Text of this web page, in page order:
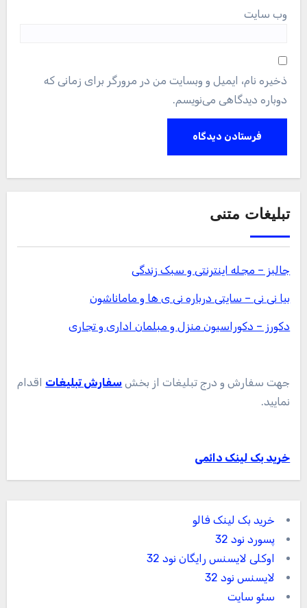
وب‌ سایت
ذخیره نام، ایمیل و وبسایت من در مرورگر برای زمانی که
دوباره دیدگاهی می‌نویسم.
تبلیغات متنی
جالبز – مجله اینترنتی و سبک زندگی
بیا نی نی – سایتی درباره نی ی ها و ماماناشون
دکورز – دکوراسیون منزل و مبلمان اداری و تجاری
جهت سفارش و درج تبلیغات از بخش سفارش تبلیغات اقدام
نمایید.
خرید بک لینک دائمی
خرید بک لینک فالو
پسورد نود 32
اوکلی لایسنس رایگان نود 32
لایسنس نود 32
سئو سایت